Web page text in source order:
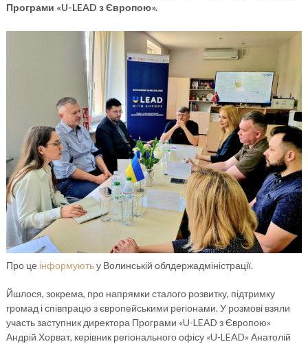
Програми «U-LEAD з Європою».
Про це інформуютьу Волинській облдержадміністрації.
Йшлося, зокрема, про напрямки сталого розвитку, підтримку
громад і співпрацю з європейськими регіонами. У розмові взяли
участь заступник директора Програми «U-LEAD з Європою»
Андрій Хорват, керівник регіонального офісу «U-LEAD» Анатолій